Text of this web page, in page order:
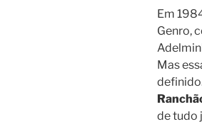
Em
Genro,
Mas
de tudo